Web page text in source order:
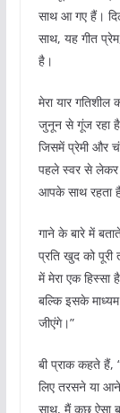
साथ आ गए हैं।
साथ, यह गीत
है।
मेरा यार
जुनून से गूंज रहा
जिसमें प्रेमी और
पहले स्वर से लेकर
आपके साथ रहता
गाने के बारे में
प्रति खुद को
में मेरा एक हिस्सा
बल्कि इसके
जीएंगे।”
बी प्राक कहते हैं,
लिए तरसने या
साथ, मैं कुछ ऐसा